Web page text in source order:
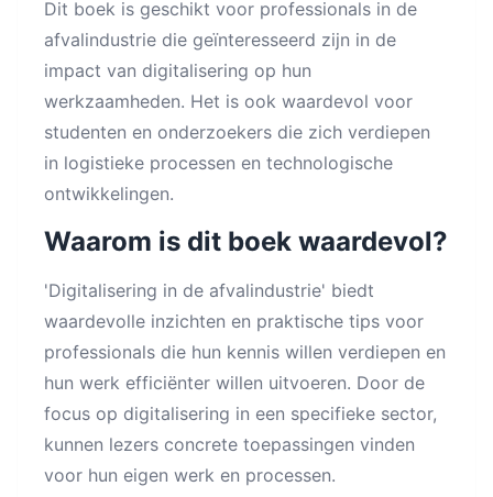
Dit boek is geschikt voor professionals in de
afvalindustrie die geïnteresseerd zijn in de
impact van digitalisering op hun
werkzaamheden. Het is ook waardevol voor
studenten en onderzoekers die zich verdiepen
in logistieke processen en technologische
ontwikkelingen.
Waarom is dit boek waardevol?
'Digitalisering in de afvalindustrie' biedt
waardevolle inzichten en praktische tips voor
professionals die hun kennis willen verdiepen en
hun werk efficiënter willen uitvoeren. Door de
focus op digitalisering in een specifieke sector,
kunnen lezers concrete toepassingen vinden
voor hun eigen werk en processen.